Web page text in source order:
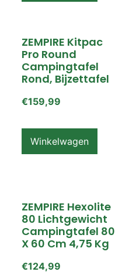
ZEMPIRE Kitpac
Pro Round
Campingtafel
Rond, Bijzettafel
€159,99
Winkelwagen
ZEMPIRE Hexolite
80 Lichtgewicht
Campingtafel 80
X 60 Cm 4,75 Kg
€124,99